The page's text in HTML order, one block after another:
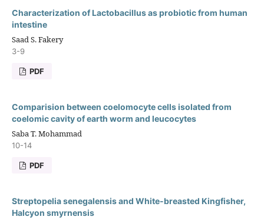
Characterization of Lactobacillus as probiotic from human
intestine
Saad S. Fakery
3-9
PDF
Comparision between coelomocyte cells isolated from
coelomic cavity of earth worm and leucocytes
Saba T. Mohammad
10-14
PDF
Streptopelia senegalensis and White-breasted Kingfisher,
Halcyon smyrnensis